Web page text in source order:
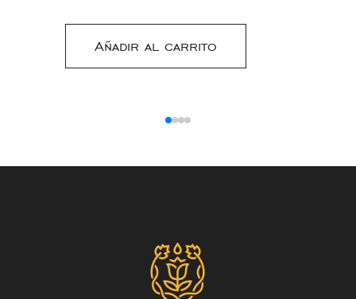
Añadir al carrito